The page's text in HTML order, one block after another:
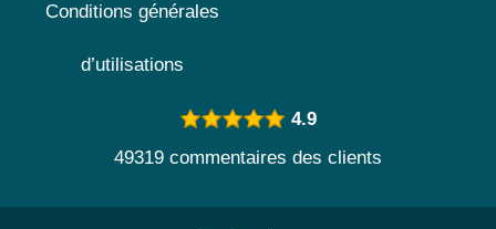
Conditions générales
d’utilisations
4.9
49319 commentaires des clients